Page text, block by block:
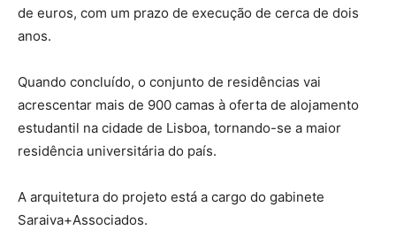
de euros, com um prazo de execução de cerca de dois
anos.
Quando concluído, o conjunto de residências vai
acrescentar mais de 900 camas à oferta de alojamento
estudantil na cidade de Lisboa, tornando-se a maior
residência universitária do país.
A arquitetura do projeto está a cargo do gabinete
Saraiva+Associados.